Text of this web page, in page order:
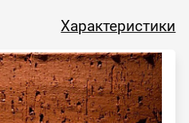
Характеристики